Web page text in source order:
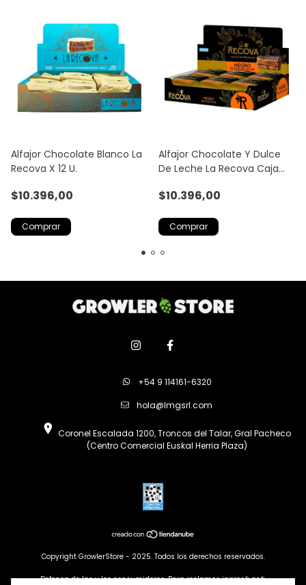
Alfajor Chocolate Blanco La
Recova X 12 U.
$10.396,00
Alfajor Chocolate Y Dulce
De Leche La Recova Caja
$10.396,00
+54 9 114161-6320
hola@lmgsrl.com
Coronel Escalada 1200, Troncos del Talar, Gral Pacheco
(Centro Comercial Euskal Herria Plaza)
Copyright GrowlerStore - 2025. Todos los derechos reservados.
Defensa de las y los consumidores. Para reclamos ingresá acá.